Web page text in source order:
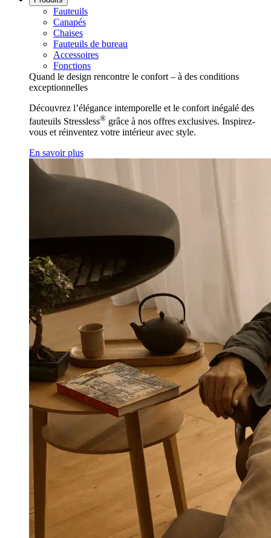
Fauteuils
Canapés
Chaises
Fauteuils de bureau
Accessoires
Fonctions
Quand le design rencontre le confort – à des conditions
exceptionnelles
Découvrez l’élégance intemporelle et le confort inégalé des
fauteuils Stressless® grâce à nos offres exclusives. Inspirez-
vous et réinventez votre intérieur avec style.
En savoir plus